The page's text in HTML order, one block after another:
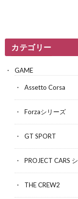
カテゴリー
GAME
Assetto Corsa
Forzaシリーズ
GT SPORT
PROJECT CARS
THE CREW2